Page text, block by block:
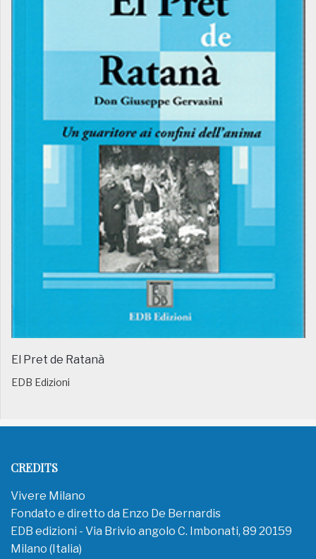
El Pret de Ratanà
EDB Edizioni
CREDITS
Vivere Milano
Fondato e diretto da Enzo De Bernardis
EDB edizioni - Via Brivio angolo C. Imbonati, 89 20159
Milano (Italia)